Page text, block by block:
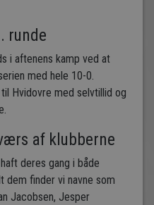
runde
i aftenens kamp ved at
med hele 10-0.
Hvidovre med selvtillid og
af klubberne
deres gang i både
dem finder vi navne som
Jacobsen, Jesper